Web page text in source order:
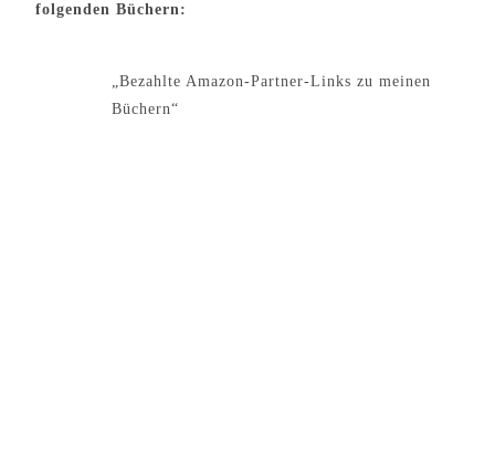
folgenden Büchern:
„Bezahlte Amazon-Partner-Links zu meinen
Büchern“